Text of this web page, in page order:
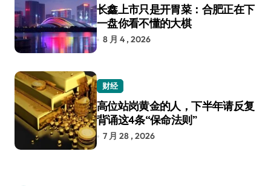
长鑫上市只是开胃菜：合肥正在下
一盘你看不懂的大棋
8 月 4 , 2026
财经
高位站岗黄金的人，下半年请反复
背诵这4条“保命法则”
7 月 28 , 2026